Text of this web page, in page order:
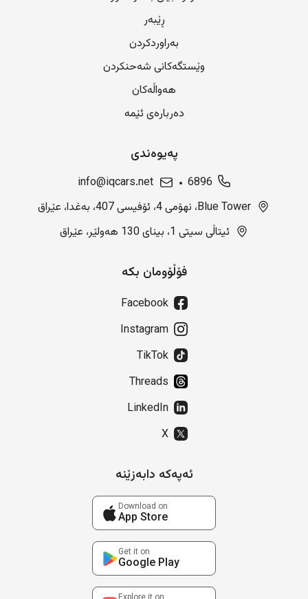
ڕێبەر
بەراوردکردن
وێستگەکانی شەحنکردن
هەواڵەکان
دەربارەی ئێمە
پەیوەندی
6896
info@iqcars.net
Blue Tower، نهۆمی 4، ئۆفیسی 407، بەغدا، عێراق
ئیتاڵی سیتی 1، بینای 130 هەولێر، عێراق
فۆڵۆومان بکە
Facebook
Instagram
TikTok
Threads
LinkedIn
X
ئەپەکە دابەزێنە
Download on
App Store
Get it on
Google Play